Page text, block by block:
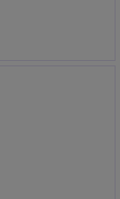
operações